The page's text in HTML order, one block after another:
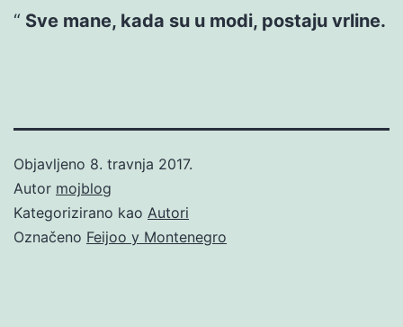
Sve mane, kada su u modi, postaju vrline.
Objavljeno 8. travnja 2017.
Autor mojblog
Kategorizirano kao Autori
Označeno Feijoo y Montenegro